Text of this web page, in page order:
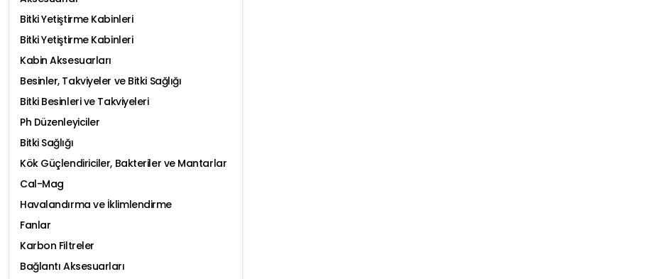
Bitki Yetiştirme Kabinleri
Bitki Yetiştirme Kabinleri
Kabin Aksesuarları
Besinler, Takviyeler ve Bitki Sağlığı
Bitki Besinleri ve Takviyeleri
Ph Düzenleyiciler
Bitki Sağlığı
Kök Güçlendiriciler, Bakteriler ve Mantarlar
Cal-Mag
Havalandırma ve İklimlendirme
Fanlar
Karbon Filtreler
Bağlantı Aksesuarları